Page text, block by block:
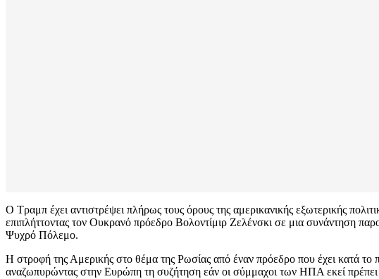
Ο Τραμπ έχει αντιστρέψει πλήρως τους όρους της αμερικανικής εξωτερικής
επιπλήττοντας τον Ουκρανό πρόεδρο Βολοντίμιρ Ζελένσκι σε μια συνάντηση
Ψυχρό Πόλεμο.
Η στροφή της Αμερικής στο θέμα της Ρωσίας από έναν πρόεδρο που έχει κατά
αναζωπυρώντας στην Ευρώπη τη συζήτηση εάν οι σύμμαχοι των ΗΠΑ εκεί πρέπει